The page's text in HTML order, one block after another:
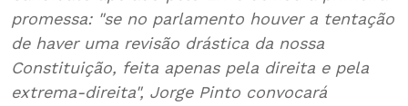
promessa: "se no parlamento houver a tentação
de haver uma revisão drástica da nossa
Constituição, feita apenas pela direita e pela
extrema-direita", Jorge Pinto convocará